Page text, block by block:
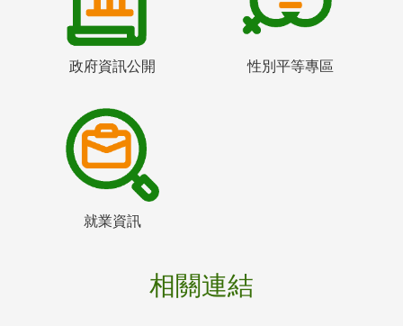
政府資訊公開 性別平等專區
就業資訊
相關連結